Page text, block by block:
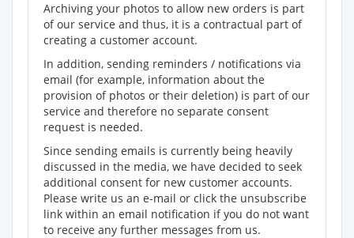
Archiving your photos to allow new orders is part
of our service and thus, it is a contractual part of
creating a customer account.
In addition, sending reminders / notifications via
email (for example, information about the
provision of photos or their deletion) is part of our
service and therefore no separate consent
request is needed.
Since sending emails is currently being heavily
discussed in the media, we have decided to seek
additional consent for new customer accounts.
Please write us an e-mail or click the unsubscribe
link within an email notification if you do not want
to receive any further messages from us.